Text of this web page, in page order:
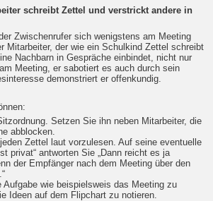
schreibt Zettel und verstrickt andere in
Zwischenrufer sich wenigstens am Meeting
Mitarbeiter, der wie ein Schulkind Zettel schreibt
Nachbarn in Gespräche einbindet, nicht nur
Meeting, er sabotiert es auch durch sein
demonstriert er offenkundig.
Setzen Sie ihn neben Mitarbeiter, die
abblocken.
Zettel laut vorzulesen. Auf seine eventuelle
privat“ antworten Sie „Dann reicht es ja
der Empfänger nach dem Meeting über den
Aufgabe wie beispielsweis das Meeting zu
Ideen auf dem Flipchart zu notieren.